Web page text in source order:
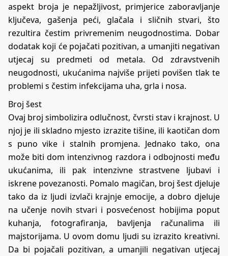
aspekt broja je nepažljivost, primjerice zaboravljanje
ključeva, gašenja peći, glačala i sličnih stvari, što
rezultira čestim privremenim neugodnostima. Dobar
dodatak koji će pojačati pozitivan, a umanjiti negativan
utjecaj su predmeti od metala. Od zdravstvenih
neugodnosti, ukućanima najviše prijeti povišen tlak te
problemi s čestim infekcijama uha, grla i nosa.
Broj šest
Ovaj broj simbolizira odlučnost, čvrsti stav i krajnost. U
njoj je ili skladno mjesto izrazite tišine, ili kaotičan dom
s puno vike i stalnih promjena. Jednako tako, ona
može biti dom intenzivnog razdora i odbojnosti među
ukućanima, ili pak intenzivne strastvene ljubavi i
iskrene povezanosti. Pomalo magičan, broj šest djeluje
tako da iz ljudi izvlači krajnje emocije, a dobro djeluje
na učenje novih stvari i posvećenost hobijima poput
kuhanja, fotografiranja, bavljenja računalima ili
majstorijama. U ovom domu ljudi su izrazito kreativni.
Da bi pojačali pozitivan, a umanjili negativan utjecaj